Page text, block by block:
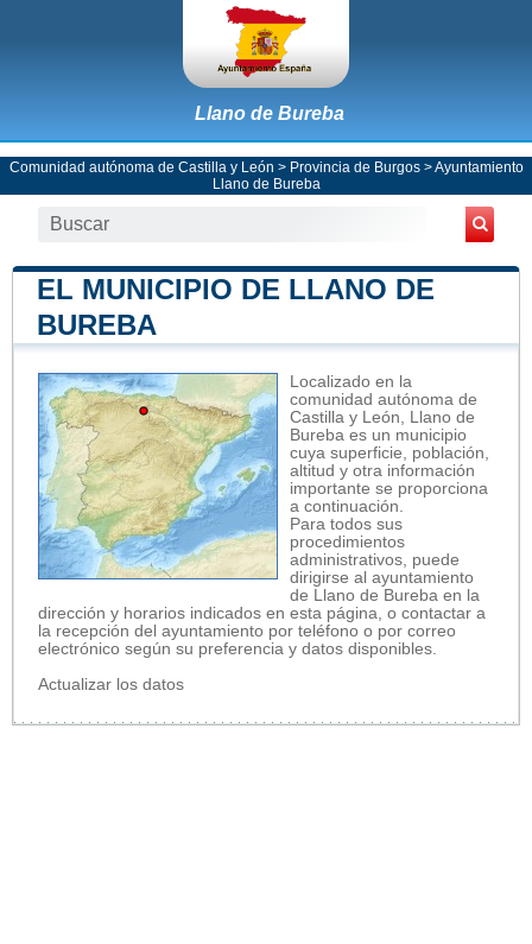
Llano de Bureba
Comunidad autónoma de Castilla y León > Provincia de Burgos>Ayuntamiento
Llano de Bureba
EL MUNICIPIO DE LLANO DE
BUREBA
Localizado en la
comunidad autónoma de
Castilla y León, Llano de
Bureba es un municipio
cuya superficie, población,
altitud y otra información
importante se proporciona
a continuación.
Para todos sus
procedimientos
administrativos, puede
dirigirse al ayuntamiento
de Llano de Bureba en la
dirección y horarios indicados en esta página, o contactar a
la recepción del ayuntamiento por teléfono o por correo
electrónico según su preferencia y datos disponibles.
Actualizar los datos